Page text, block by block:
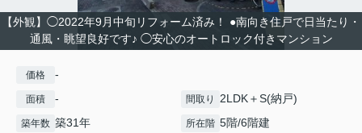
【外観】◯2022年9月中旬リフォーム済み！ ●南向き住戸で日当たり・
通風・眺望良好です♪ ◯安心のオートロック付きマンション
価格 -
面積 - 間取り 2LDK＋S(納戸)
築年数 築31年 所在階 5階/6階建